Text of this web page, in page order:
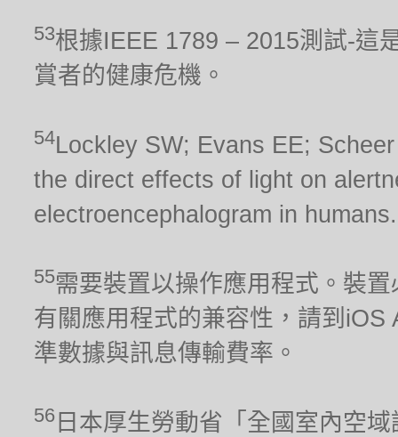
53根據IEEE 1789 – 2015測試-這
賞者的健康危機。
54Lockley SW; Evans EE;
the direct effects of light on
electroencephalogram in
55需要裝置以操作應用程式。裝
有關應用程式的兼容性，請到
準數據與訊息傳輸費率。
56 日本厚生勞動省「全國室內空